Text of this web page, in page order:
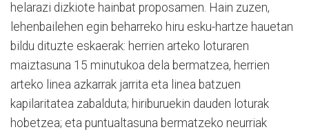
helarazi dizkiote hainbat proposamen. Hain zuzen,
lehenbailehen egin beharreko hiru esku-hartze hauetan
bildu dituzte eskaerak: herrien arteko loturaren
maiztasuna 15 minutukoa dela bermatzea, herrien
arteko linea azkarrak jarrita eta linea batzuen
kapilaritatea zabalduta; hiriburuekin dauden loturak
hobetzea; eta puntualtasuna bermatzeko neurriak